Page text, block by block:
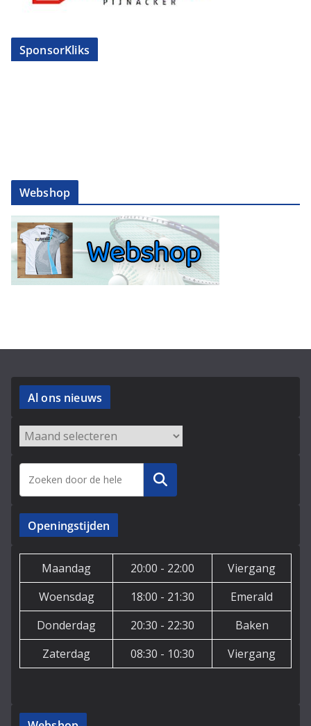
SponsorKliks
Webshop
Al ons nieuws
Archieven
Zoeken
Openingstijden
Maandag 20:00 - 22:00
Viergang
Woensdag
18:00 - 21:30
Emerald
Donderdag
20:30 - 22:30
Baken
Zaterdag
08:30 - 10:30 Viergang